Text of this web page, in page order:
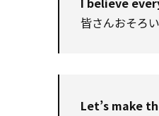
皆さんおそろ
Let’s make